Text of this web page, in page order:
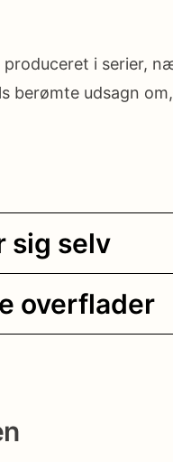
i serier,
berømte udsagn
sig selv
overflader